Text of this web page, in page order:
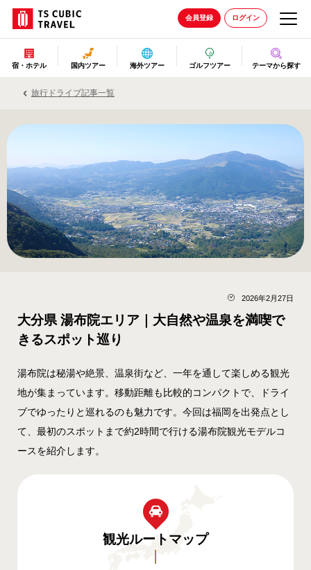
会員登録 ログイン
宿・ホテル 国内ツアー 海外ツアー ゴルフツアー テーマから探す
旅行ドライブ記事一覧
2026年2月27日
大分県 湯布院エリア｜大自然や温泉を満喫で
きるスポット巡り
湯布院は秘湯や絶景、温泉街など、一年を通して楽しめる観光
地が集まっています。移動距離も比較的コンパクトで、ドライ
ブでゆったりと巡れるのも魅力です。今回は福岡を出発点とし
て、最初のスポットまで約2時間で行ける湯布院観光モデルコ
ースを紹介します。
観光ルートマップ